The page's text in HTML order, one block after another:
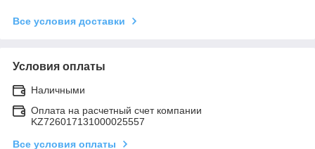
Все условия доставки
Условия оплаты
Наличными
Оплата на расчетный счет компании
KZ726017131000025557
Все условия оплаты